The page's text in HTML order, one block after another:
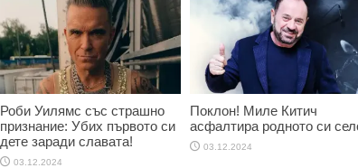
Роби Уилямс със страшно
признание: Убих първото си
дете заради славата!
03.12.2024
Поклон! Миле Китич
асфалтира родното си
03.12.2024